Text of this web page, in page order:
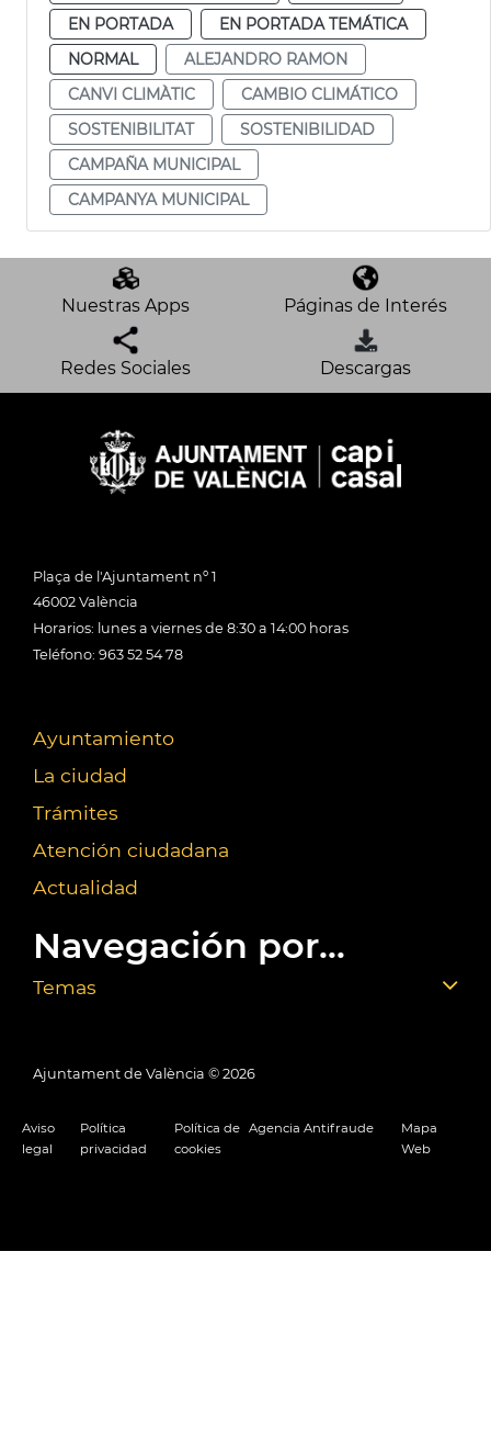
EN PORTADA
EN PORTADA TEMÁTICA
NORMAL
ALEJANDRO RAMON
CANVI CLIMÀTIC
CAMBIO CLIMÁTICO
SOSTENIBILITAT
SOSTENIBILIDAD
CAMPAÑA MUNICIPAL
CAMPANYA MUNICIPAL
Nuestras Apps Páginas de Interés
Redes Sociales Descargas
Plaça de l'Ajuntament nº 1
46002 València
Horarios: lunes a viernes de 8:30 a 14:00 horas
Teléfono: 963 52 54 78
Ayuntamiento
La ciudad
Trámites
Atención ciudadana
Actualidad
Navegación por...
Temas
Ajuntament de València © 2026
Aviso
legal
Política
privacidad
Política de
cookies
Agencia Antifraude
Mapa
Web